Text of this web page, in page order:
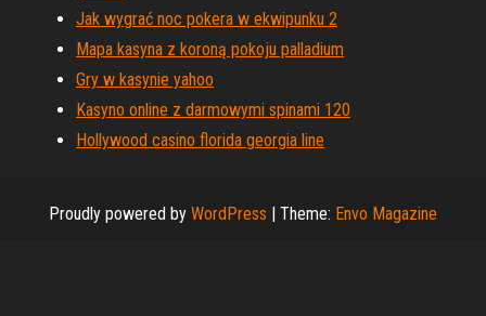
Jak wygrać noc pokera w ekwipunku 2
Mapa kasyna z koroną pokoju palladium
Gry w kasynie yahoo
Kasyno online z darmowymi spinami 120
Hollywood casino florida georgia line
Proudly powered by WordPress | Theme: Envo Magazine